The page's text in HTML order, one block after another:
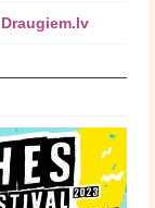
Draugiem.lv